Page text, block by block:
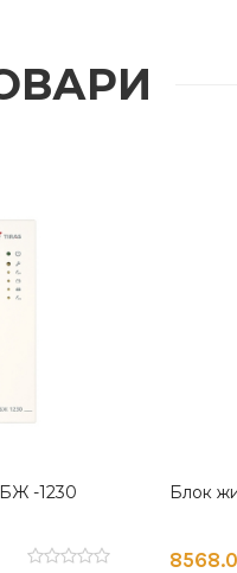
Модуль бар'єрного
2820.00 ₴